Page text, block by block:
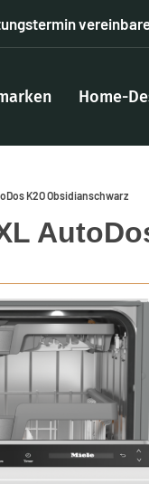
Home-
K2O Obsidianschwarz